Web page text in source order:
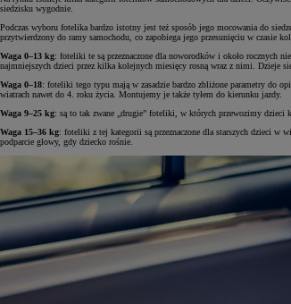
siedzisku wygodnie.
Podczas wyboru fotelika bardzo istotny jest też sposób jego mocowania do
przytwierdzony do ramy samochodu, co zapobiega jego przesunięciu w czasie
Waga 0–13 kg: foteliki te są przeznaczone dla noworodków i około rocznych
najmniejszych dzieci przez kilka kolejnych miesięcy rosną wraz z nimi. Dzieje
Waga 0–18: foteliki tego typu mają w zasadzie bardzo zbliżone parametry do
wiatrach nawet do 4. roku życia. Montujemy je także tyłem do kierunku jazdy.
Waga 9–25 kg: są to tak zwane „drugie” foteliki, w których przewozimy dzieci
Waga 15–36 kg: foteliki z tej kategorii są przeznaczone dla starszych dzieci w
podparcie głowy, gdy dziecko rośnie.